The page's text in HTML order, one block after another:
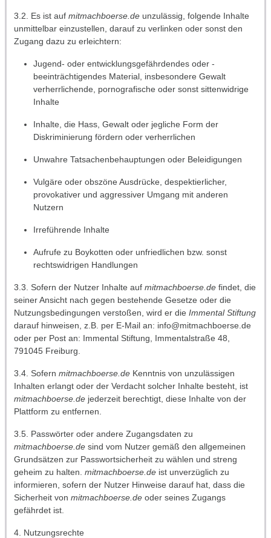
3.2. Es ist auf mitmachboerse.de unzulässig, folgende Inhalte
unmittelbar einzustellen, darauf zu verlinken oder sonst den
Zugang dazu zu erleichtern:
Jugend- oder entwicklungsgefährdendes oder -
beeinträchtigendes Material, insbesondere Gewalt
verherrlichende, pornografische oder sonst sittenwidrige
Inhalte
Inhalte, die Hass, Gewalt oder jegliche Form der
Diskriminierung fördern oder verherrlichen
Unwahre Tatsachenbehauptungen oder Beleidigungen
Vulgäre oder obszöne Ausdrücke, despektierlicher,
provokativer und aggressiver Umgang mit anderen
Nutzern
Irreführende Inhalte
Aufrufe zu Boykotten oder unfriedlichen bzw. sonst
rechtswidrigen Handlungen
3.3. Sofern der Nutzer Inhalte auf mitmachboerse.de findet, die
seiner Ansicht nach gegen bestehende Gesetze oder die
Nutzungsbedingungen verstoßen, wird er die Immental Stiftung
darauf hinweisen, z.B. per E-Mail an: info@mitmachboerse.de
oder per Post an: Immental Stiftung, Immentalstraße 48,
791045 Freiburg.
3.4. Sofern mitmachboerse.de Kenntnis von unzulässigen
Inhalten erlangt oder der Verdacht solcher Inhalte besteht, ist
mitmachboerse.de jederzeit berechtigt, diese Inhalte von der
Plattform zu entfernen.
3.5. Passwörter oder andere Zugangsdaten zu
mitmachboerse.de sind vom Nutzer gemäß den allgemeinen
Grundsätzen zur Passwortsicherheit zu wählen und streng
geheim zu halten. mitmachboerse.de ist unverzüglich zu
informieren, sofern der Nutzer Hinweise darauf hat, dass die
Sicherheit von mitmachboerse.de oder seines Zugangs
gefährdet ist.
4. Nutzungsrechte